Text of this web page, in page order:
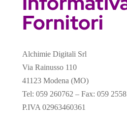
Fornitori
Alchimie Digitali Srl
Via Rainusso 110
41123 Modena (MO)
Tel: 059 260762 – Fax: 059
P.IVA 02963460361